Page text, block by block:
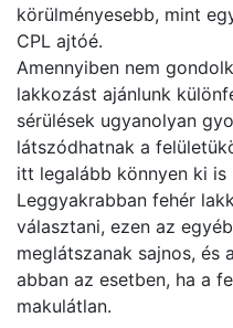
körülményesebb, mint
CPL ajtóé.
Amennyiben nem
lakkozást ajánlunk
sérülések ugyanolyan
látszódhatnak a
itt legalább könnyen ki is
Leggyakrabban fehér
választani, ezen az
meglátszanak sajnos, és
abban az esetben, ha a
makulátlan.